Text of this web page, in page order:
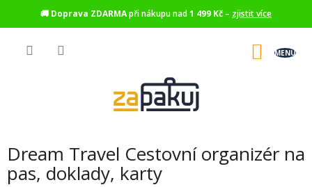
🚚 Doprava ZDARMApři nákupu nad1 499 Kč – zjistit více
Dream Travel Cestovní organizér na
pas, doklady, karty